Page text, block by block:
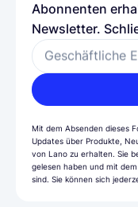
Abonnenten
Newsletter.
Geschäftliche
Mit dem Absenden dieses
Updates über Produkte,
von Lano zu erhalten. Sie
gelesen haben und mit
sind. Sie können sich